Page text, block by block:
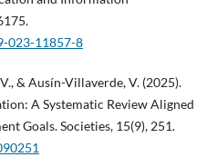
023-11857-8
& Ausín-Villaverde, V. (2025).
A Systematic Review Aligned
Goals. Societies, 15(9), 251.